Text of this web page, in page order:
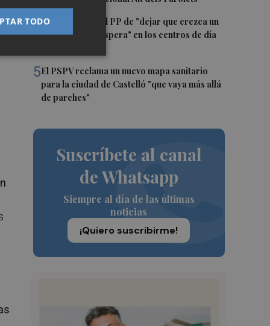
4El PSPV acusa al PP de "dejar que crezca un
31 % la lista de espera" en los centros de día
5El PSPV reclama un nuevo mapa sanitario
para la ciudad de Castelló "que vaya más allá
de parches"
Suscríbete al canal
de Whatsapp
Siempre al día de las últimas
noticias
¡Quiero suscribirme!
TODO